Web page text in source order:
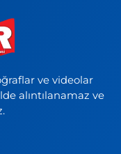
ve videolar
alıntılanamaz ve